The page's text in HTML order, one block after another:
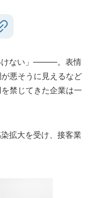
けない」―――。表情
悪そうに見えるなど
禁じてきた企業は一
拡大を受け、接客業